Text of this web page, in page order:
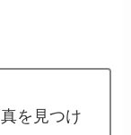
を見つけ